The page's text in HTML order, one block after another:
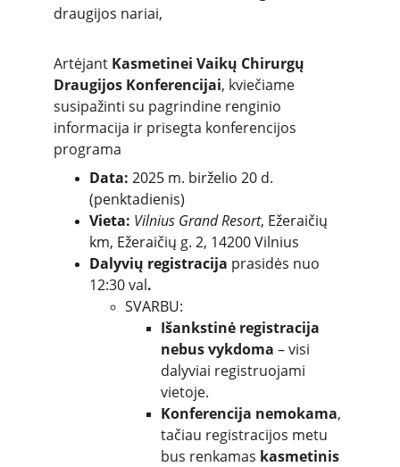
draugijos nariai,
Artėjant Kasmetinei Vaikų Chirurgų
Draugijos Konferencijai, kviečiame
susipažinti su pagrindine renginio
informacija ir prisegta konferencijos
programa
Data: 2025 m. birželio 20 d.
(penktadienis)
Vieta: Vilnius Grand Resort, Ežeraičių
km, Ežeraičių g. 2, 14200 Vilnius
Dalyvių registracija prasidės nuo
12:30 val.
SVARBU:
Išankstinė registracija
nebus vykdoma – visi
dalyviai registruojami
vietoje.
Konferencija nemokama,
tačiau registracijos metu
bus renkamas kasmetinis